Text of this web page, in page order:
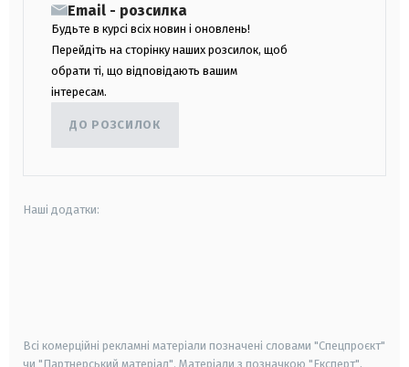
Email - розсилка
Будьте в курсі всіх новин і оновлень!
Перейдіть на сторінку наших розсилок, щоб
обрати ті, що відповідають вашим
інтересам.
ДО РОЗСИЛОК
Наші додатки:
Всі комерційні рекламні матеріали позначені словами "Спецпроєкт"
чи "Партнерський матеріал". Матеріали з позначкою "Експерт",